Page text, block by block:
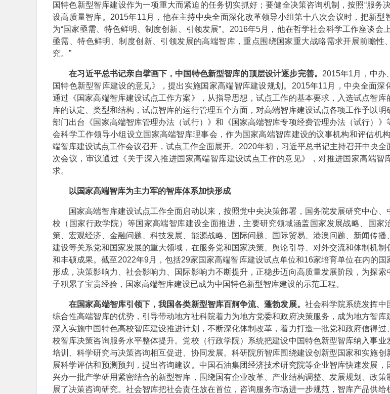
国特色新型智库建设作为一项重大而紧迫的任务切实抓好；要健全决策咨询机制，按照“服务
设高质量智库。2015年11月，他在主持中央全面深化改革领导小组第十八次会议时，把新型
为“国家亟需、特色鲜明、制度创新、引领发展”。2016年5月，他在哲学社会科学工作座谈会
亟需、特色鲜明、制度创新、引领发展的高端智库，重点围绕国家重大战略需求开展前瞻性
究。”
在习近平总书记亲自擘画下，中国特色新型智库的顶层设计逐步完善。 2015年1月，中办
国特色新型智库建设的意见》，提出实施国家高端智库建设规划。2015年11月，中央全面深
通过《国家高端智库建设试点工作方案》，从指导思想，试点工作的基本要求，入选试点智库
库的认定、类型和结构，试点智库的运行管理五个方面，对高端智库建设试点各项工作予以明
部门出台《国家高端智库管理办法（试行）》和《国家高端智库专项经费管理办法（试行）》
会科学工作领导小组设立国家高端智库理事会，作为国家高端智库建设的议事机构和评估机
端智库建设试点工作会议召开，试点工作全面展开。2020年初，习近平总书记主持召开中央全
次会议，审议通过《关于深入推进国家高端智库建设试点工作的意见》，对推进国家高端智
求。
以国家高端智库为主力军的智库体系加快形成
国家高端智库建设试点工作全面启动以来，按照党中央决策部署，国务院发展研究中心、
校（国家行政学院）等国家高端智库建设全面推进，主要研究领域涵盖国家发展战略、国家
策、宏观经济、金融问题、科技发展、能源战略、国际问题、国际贸易、港澳问题、新闻传播
建设等关系党和国家发展的重大领域，在服务党和国家决策、舆论引导、对外交流和体制机制
和丰硕成果。截至2022年9月，包括29家国家高端智库建设试点单位和16家培育单位在内的国
形成，决策影响力、社会影响力、国际影响力不断提升，正稳步迈向高质量发展阶段，为探索
子积累了宝贵经验，国家高端智库建设已成为中国特色新型智库建设的示范工程。
在国家高端智库引领下，我国各类新型智库百舸争流、蓬勃发展。 社会科学院系统发挥中
综合性高端智库的优势，引导带动地方社科院着力为地方党委和政府决策服务，成为地方智库
深入实施中国特色高校智库建设推进计划，不断深化体制改革，着力打造一批党和政府信得过
校智库决策咨询服务水平整体提升。党校（行政学院）系统把建设中国特色新型智库纳入事业
培训、科学研究与决策咨询相互促进、协同发展。科研院所智库围绕建设创新型国家和实施创
展科学评估和预测预判，提出咨询建议。中国石油集团经济技术研究院等企业智库快速发展，
兴办一批产学研用紧密结合的新型智库，围绕国有企业改革、产业结构调整、发展规划、政策
展了决策咨询研究。社会智库把社会责任放在首位，咨询服务市场进一步规范，智库产品供给